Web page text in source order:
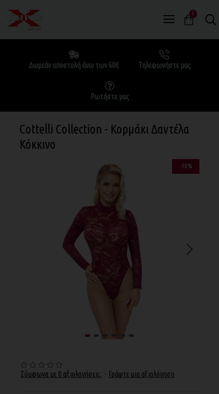
0
Δωρεάν αποστολή άνω των 60€ Τηλεφωνήστε μας
Ρωτήστε μας
Cottelli Collection - Κορμάκι Δαντέλα
Κόκκινο
-10 %
Σύμφωνα με 0 αξιολογήσεις. - Γράψτε μια αξιολόγηση